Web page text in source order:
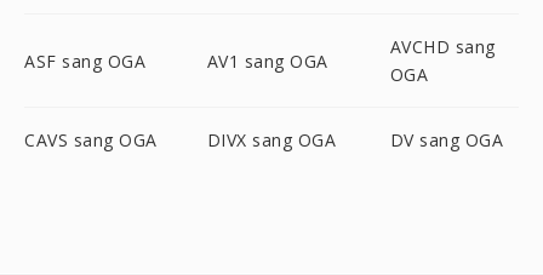
ASF sang OGA AV1 sang OGA
AVCHD sang
OGA
CAVS sang OGA DIVX sang OGA DV sang OGA